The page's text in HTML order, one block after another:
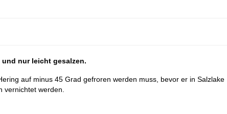
nur leicht gesalzen.
auf minus 45 Grad gefroren werden muss, bevor er in Salzlake
vernichtet werden.